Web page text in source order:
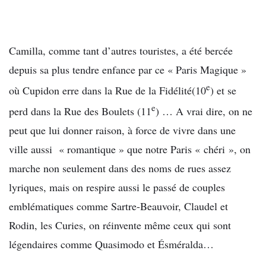
Camilla, comme tant d’autres touristes, a été bercée
depuis sa plus tendre enfance par ce « Paris Magique »
où Cupidon erre dans la Rue de la Fidélité(10e) et se
perd dans la Rue des Boulets (11e) … A vrai dire, on ne
peut que lui donner raison, à force de vivre dans une
ville aussi « romantique » que notre Paris « chéri », on
marche non seulement dans des noms de rues assez
lyriques, mais on respire aussi le passé de couples
emblématiques comme Sartre-Beauvoir, Claudel et
Rodin, les Curies, on réinvente même ceux qui sont
légendaires comme Quasimodo et Ésméralda…